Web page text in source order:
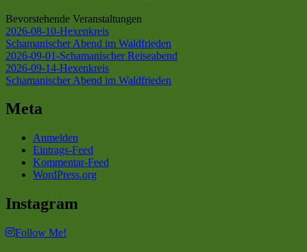
Bevorstehende Veranstaltungen
2026-08-10-Hexenkreis
Schamanischer Abend im Waldfrieden
2026-09-01-Schamanischer Reiseabend
2026-09-14-Hexenkreis
Schamanischer Abend im Waldfrieden
Meta
Anmelden
Eintrags-Feed
Kommentar-Feed
WordPress.org
Instagram
Follow Me!